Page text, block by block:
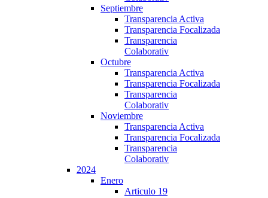
Septiembre
Transparencia Activa
Transparencia Focalizada
Transparencia
Colaborativ
Octubre
Transparencia Activa
Transparencia Focalizada
Transparencia
Colaborativ
Noviembre
Transparencia Activa
Transparencia Focalizada
Transparencia
Colaborativ
2024
Enero
Articulo 19